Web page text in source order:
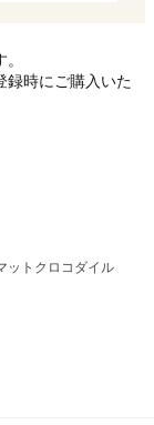
録時にご購入いた
ットクロコダイル